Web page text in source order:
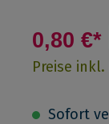
0,80 €*
Preise
Sofort